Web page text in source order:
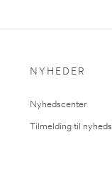
NYHEDER
Nyhedscenter
Tilmelding til